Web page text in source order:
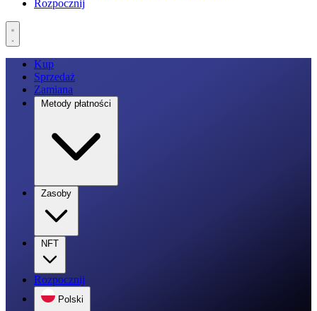
Rozpocznij
Kup
Sprzedaż
Zamiana
Metody płatności
Zasoby
NFT
Rozpocznij
Polski